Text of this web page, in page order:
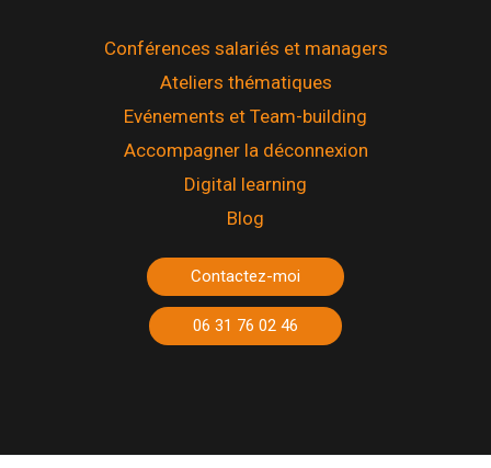
Conférences salariés et managers
Ateliers thématiques
Evénements et Team-building
Accompagner la déconnexion
Digital learning
Blog
Contactez-moi
06 31 76 02 46